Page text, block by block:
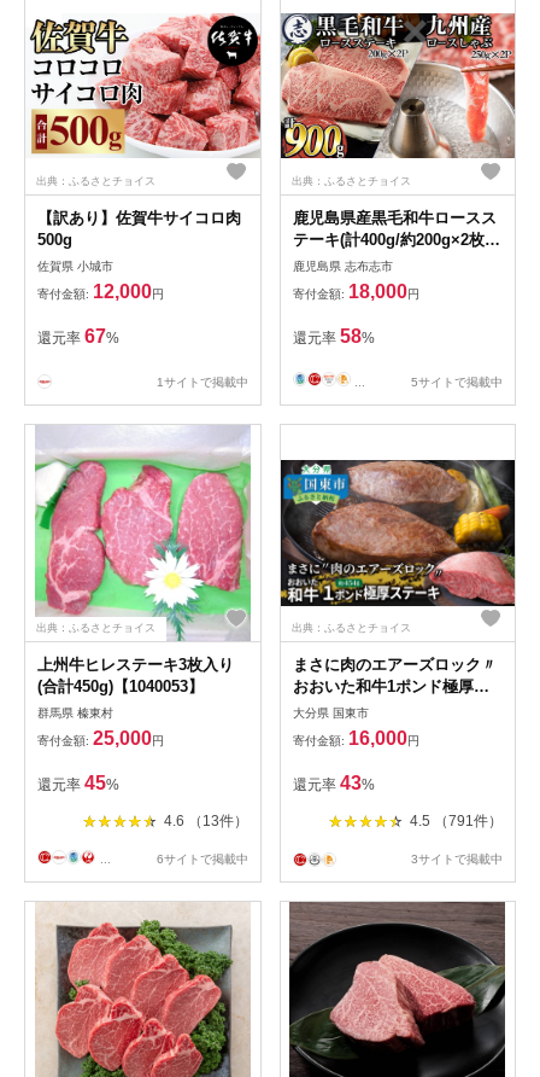
出典：ふるさとチョイス
【訳あり】佐賀牛サイコロ肉
500g
佐賀県 小城市
寄付金額: 12,000円
還元率 67%
1サイトで掲載中
出典：ふるさとチョイス
鹿児島県産黒毛和牛ロースス
テーキ(計400g/約200g×2枚)
と九州産豚ロースしゃぶしゃ
ぶ(計500g/250g×2P)
鹿児島県 志布志市
寄付金額: 18,000円
還元率 58%
5サイトで掲載中
出典：ふるさとチョイス
上州牛ヒレステーキ3枚入り
(合計450g)【1040053】
群馬県 榛東村
寄付金額: 25,000円
還元率 45%
4.6 （13件）
... 6サイトで掲載中
出典：ふるさとチョイス
まさに肉のエアーズロック〃
おおいた和牛1ポンド極厚ス
テーキ（29365A）
大分県 国東市
寄付金額: 16,000円
還元率 43%
4.5 （791件）
3サイトで掲載中